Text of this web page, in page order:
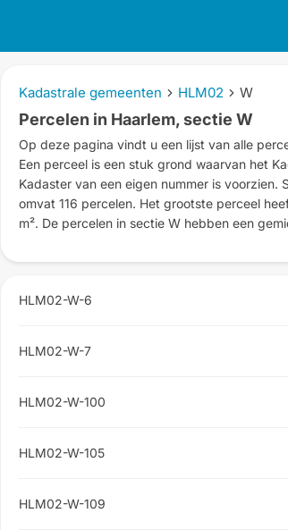
Kadastrale gemeenten HLM02 W
Percelen in Haarlem, sectie W
Op deze pagina vindt u een lijst van alle
Een perceel is een stuk grond waarvan het
Kadaster van een eigen nummer is
omvat 116 percelen. Het grootste perceel
m². De percelen in sectie W hebben een
HLM02-W-6
HLM02-W-7
HLM02-W-100
HLM02-W-105
HLM02-W-109